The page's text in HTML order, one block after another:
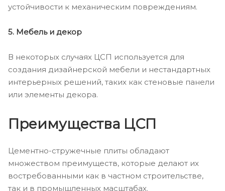
устойчивости к механическим повреждениям.
5. Мебель и декор
В некоторых случаях ЦСП используется для
создания дизайнерской мебели и нестандартных
интерьерных решений, таких как стеновые панели
или элементы декора.
Преимущества ЦСП
Цементно-стружечные плиты обладают
множеством преимуществ, которые делают их
востребованными как в частном строительстве,
так и в промышленных масштабах.